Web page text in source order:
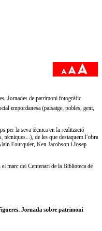
Jornades de patrimoni fotogràfic
empordanesa (paisatge, pobles, gent,
per la seva tècnica en la realització
tècniques...), de les que destaquem l’obra
Fourquier, Ken Jacobson i Josep
marc del Centenari de la Biblioteca de
Jornada sobre patrimoni